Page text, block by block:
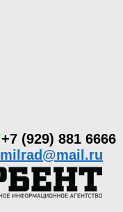
+7 (929) 881 6666
milrad@mail.ru